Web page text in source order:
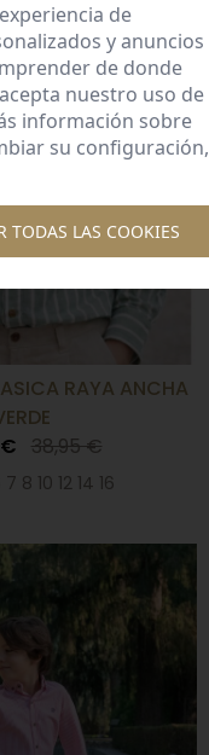
RAYA ANCHA
38,95 €
8 10 12 14 16
de
y anuncios
de donde
nuestro uso de
información sobre
su configuración,
TODAS LAS COOKIES